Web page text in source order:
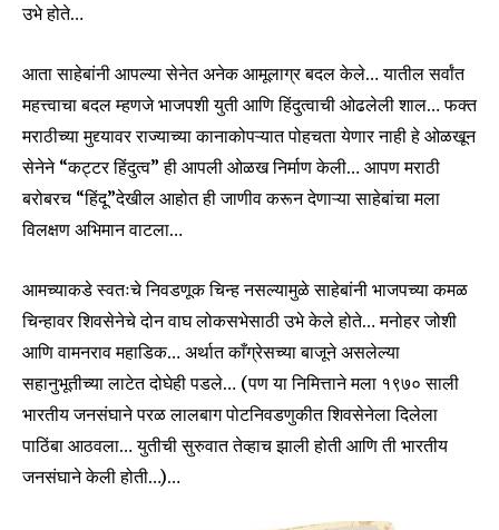
उभे होते…
आता साहेबांनी आपल्या सेनेत अनेक आमूलाग्र बदल केले… यातील सर्वांत
महत्त्वाचा बदल म्हणजे भाजपशी युती आणि हिंदुत्वाची ओढलेली शाल… फक्त
मराठीच्या मुद्द्यावर राज्याच्या कानाकोपऱ्यात पोहचता येणार नाही हे ओळखून
सेनेने “कट्टर हिंदुत्व” ही आपली ओळख निर्माण केली… आपण मराठी
बरोबरच “हिंदू”देखील आहोत ही जाणीव करून देणाऱ्या साहेबांचा मला
विलक्षण अभिमान वाटला…
आमच्याकडे स्वतःचे निवडणूक चिन्ह नसल्यामुळे साहेबांनी भाजपच्या कमळ
चिन्हावर शिवसेनेचे दोन वाघ लोकसभेसाठी उभे केले होते… मनोहर जोशी
आणि वामनराव महाडिक… अर्थात काँग्रेसच्या बाजूने असलेल्या
सहानुभूतीच्या लाटेत दोघेही पडले… (पण या निमित्ताने मला १९७० साली
भारतीय जनसंघाने परळ लालबाग पोटनिवडणुकीत शिवसेनेला दिलेला
पाठिंबा आठवला… युतीची सुरुवात तेव्हाच झाली होती आणि ती भारतीय
जनसंघाने केली होती…)…